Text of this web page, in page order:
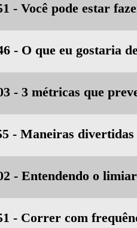
- Você pode estar
- O que eu gostaria
- 3 métricas que
- Maneiras
- Entendendo o
- Correr com